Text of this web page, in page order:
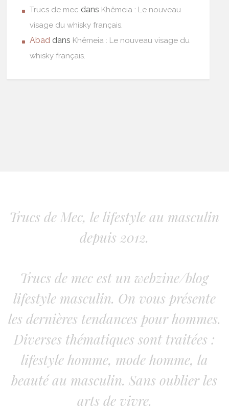
Trucs de mec dans Khêmeia : Le nouveau
visage du whisky français.
Abad dans Khêmeia : Le nouveau visage du
whisky français.
Trucs de Mec, le lifestyle au masculin
depuis 2012.
Trucs de mec est un webzine/blog
lifestyle masculin. On vous présente
les dernières tendances pour hommes.
Diverses thématiques sont traitées :
lifestyle homme, mode homme, la
beauté au masculin. Sans oublier les
arts de vivre.